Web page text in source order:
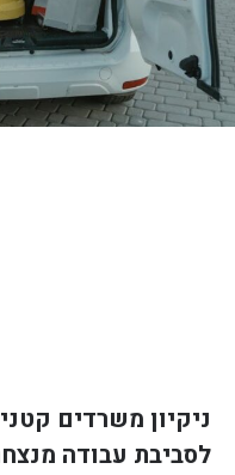
ניקיון משרדים
לסביבת עבודה